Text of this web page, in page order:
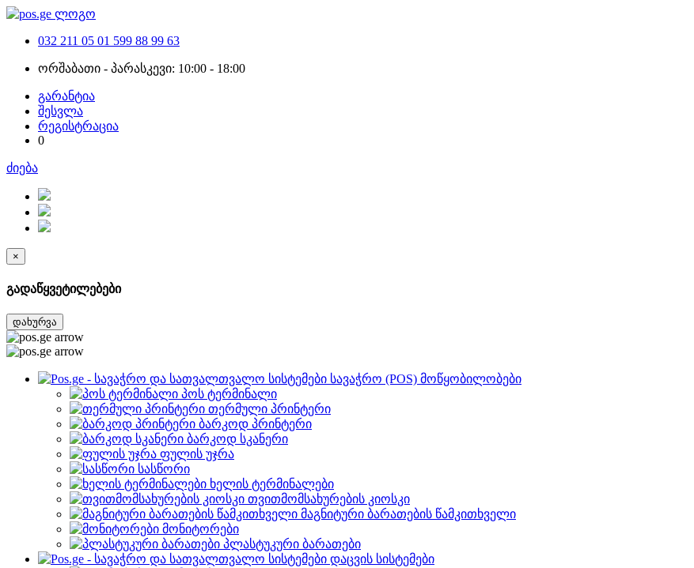
032 211 05 01 599 88 99 63
ორშაბათი - პარასკევი: 10:00 - 18:00
გარანტია
შესვლა
რეგისტრაცია
0
ძიება
×
გადაწყვეტილებები
დახურვა
სავაჭრო (POS) მოწყობილობები
პოს ტერმინალი
თერმული პრინტერი
ბარკოდ პრინტერი
ბარკოდ სკანერი
ფულის უჯრა
სასწორი
ხელის ტერმინალები
თვითმომსახურების კიოსკი
მაგნიტური ბარათების წამკითხველი
მონიტორები
პლასტუკური ბარათები
დაცვის სისტემები